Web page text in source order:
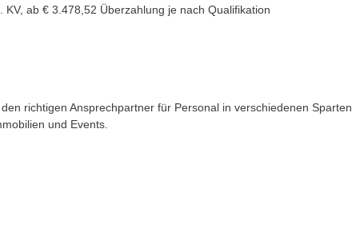
KV, ab € 3.478,52 Überzahlung je nach Qualifikation
richtigen Ansprechpartner für Personal in verschiedenen Sparten,
und Events.